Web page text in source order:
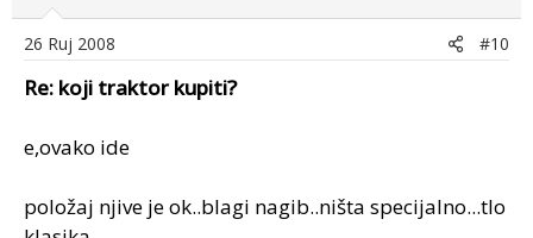
26 Ruj 2008 #10
Re: koji traktor kupiti?
e,ovako ide
položaj njive je ok..blagi nagib..ništa specijalno...tlo